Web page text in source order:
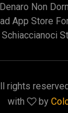
Non
App Store
Schiaccianoci
rights
with
by